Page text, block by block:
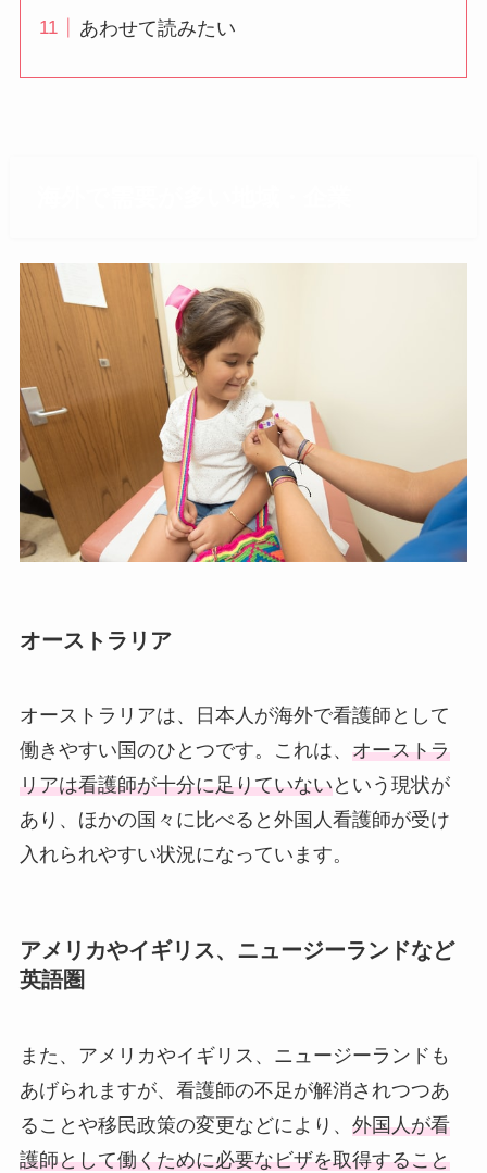
あわせて読みたい
オーストラリア
オーストラリアは、日本人が海外で看護師として
働きやすい国のひとつです。これは、 オーストラ
リアは看護師が十分に足りていないという現状が
あり、ほかの国々に比べると外国人看護師が受け
入れられやすい状況になっています。
アメリカやイギリス、ニュージーランドなど
英語圏
また、アメリカやイギリス、ニュージーランドも
あげられますが、看護師の不足が解消されつつあ
ることや移民政策の変更などにより、 外国人が看
護師として働くために必要なビザを取得すること